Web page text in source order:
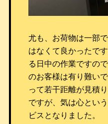
尤も、お荷物は一部
はなくて良かったで
る日中の作業ですの
のお客様は有り難い
って若干距離が見積
ですが、気は心とい
ビスとなりました。